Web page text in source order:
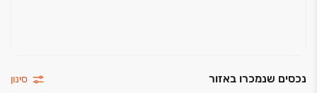
נכסים שנמכרו באזור סינון